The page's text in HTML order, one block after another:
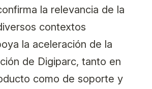
la relevancia de la
contextos
la aceleración de la
de Digiparc, tanto en
como de soporte y